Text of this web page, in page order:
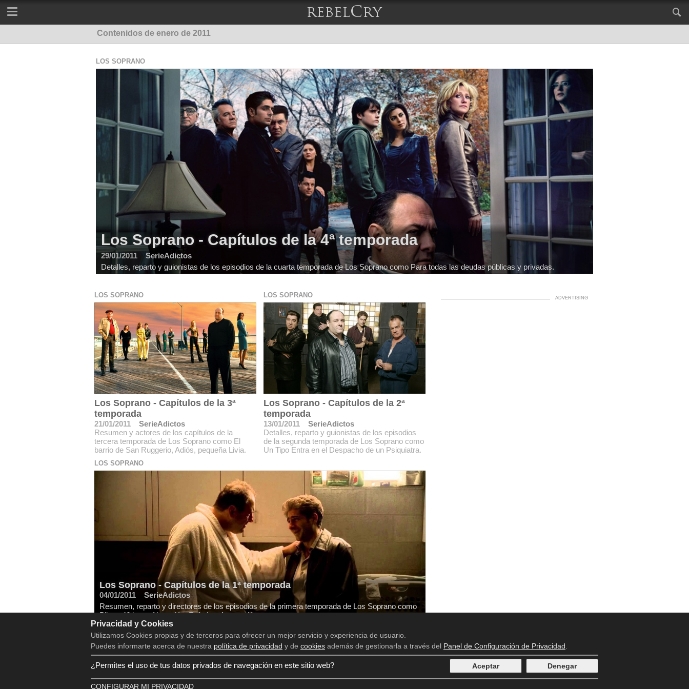
Contenidos de enero de 2011
LOS SOPRANO
Los Soprano - Capítulos de la 4ª temporada
29/01/2011
SerieAdictos
Detalles, reparto y guionistas de los episodios de la cuarta temporada de Los Soprano como Para todas las deudas públicas y privadas.
LOS SOPRANO
Los Soprano - Capítulos de la 3ª
temporada
21/01/2011
SerieAdictos
Resumen y actores de los capítulos de la
tercera temporada de Los Soprano como El
barrio de San Ruggerio, Adiós, pequeña Livia.
LOS SOPRANO
Los Soprano - Capítulos de la 2ª
temporada
13/01/2011
SerieAdictos
Detalles, reparto y guionistas de los episodios
de la segunda temporada de Los Soprano como
Un Tipo Entra en el Despacho de un Psiquiatra.
LOS SOPRANO
Los Soprano - Capítulos de la 1ª temporada
04/01/2011
SerieAdictos
Resumen, reparto y directores de los episodios de la primera temporada de Los Soprano como
Piloto, 46 largo, Negación, Enfado y Aceptación.
Copyright © 2016 - 2026
Aviso legal
Política de cookies
Panel de Control de Privacidad
Privacidad y Cookies
Utilizamos Cookies propias y de terceros para ofrecer un mejor servicio y experiencia de usuario.
Puedes informarte acerca de nuestra política de privacidad y de cookiesademás de gestionarla a través del Panel de Configuración de Privacidad
¿Permites el uso de tus datos privados de navegación en este sitio web? Aceptar Denegar
CONFIGURAR MI PRIVACIDAD